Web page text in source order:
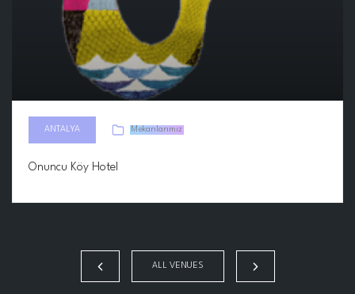
ANTALYA Mekanlarımız
Onuncu Köy Hotel
ALL VENUES